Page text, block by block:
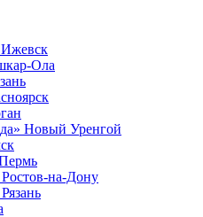
Ижевск
Ола
Новый Уренгой
Ростов-на-Дону
Рязань